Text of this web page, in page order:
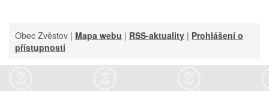
Obec Zvěstov | Mapa webu | RSS-aktuality | Prohlášení o
přístupnosti